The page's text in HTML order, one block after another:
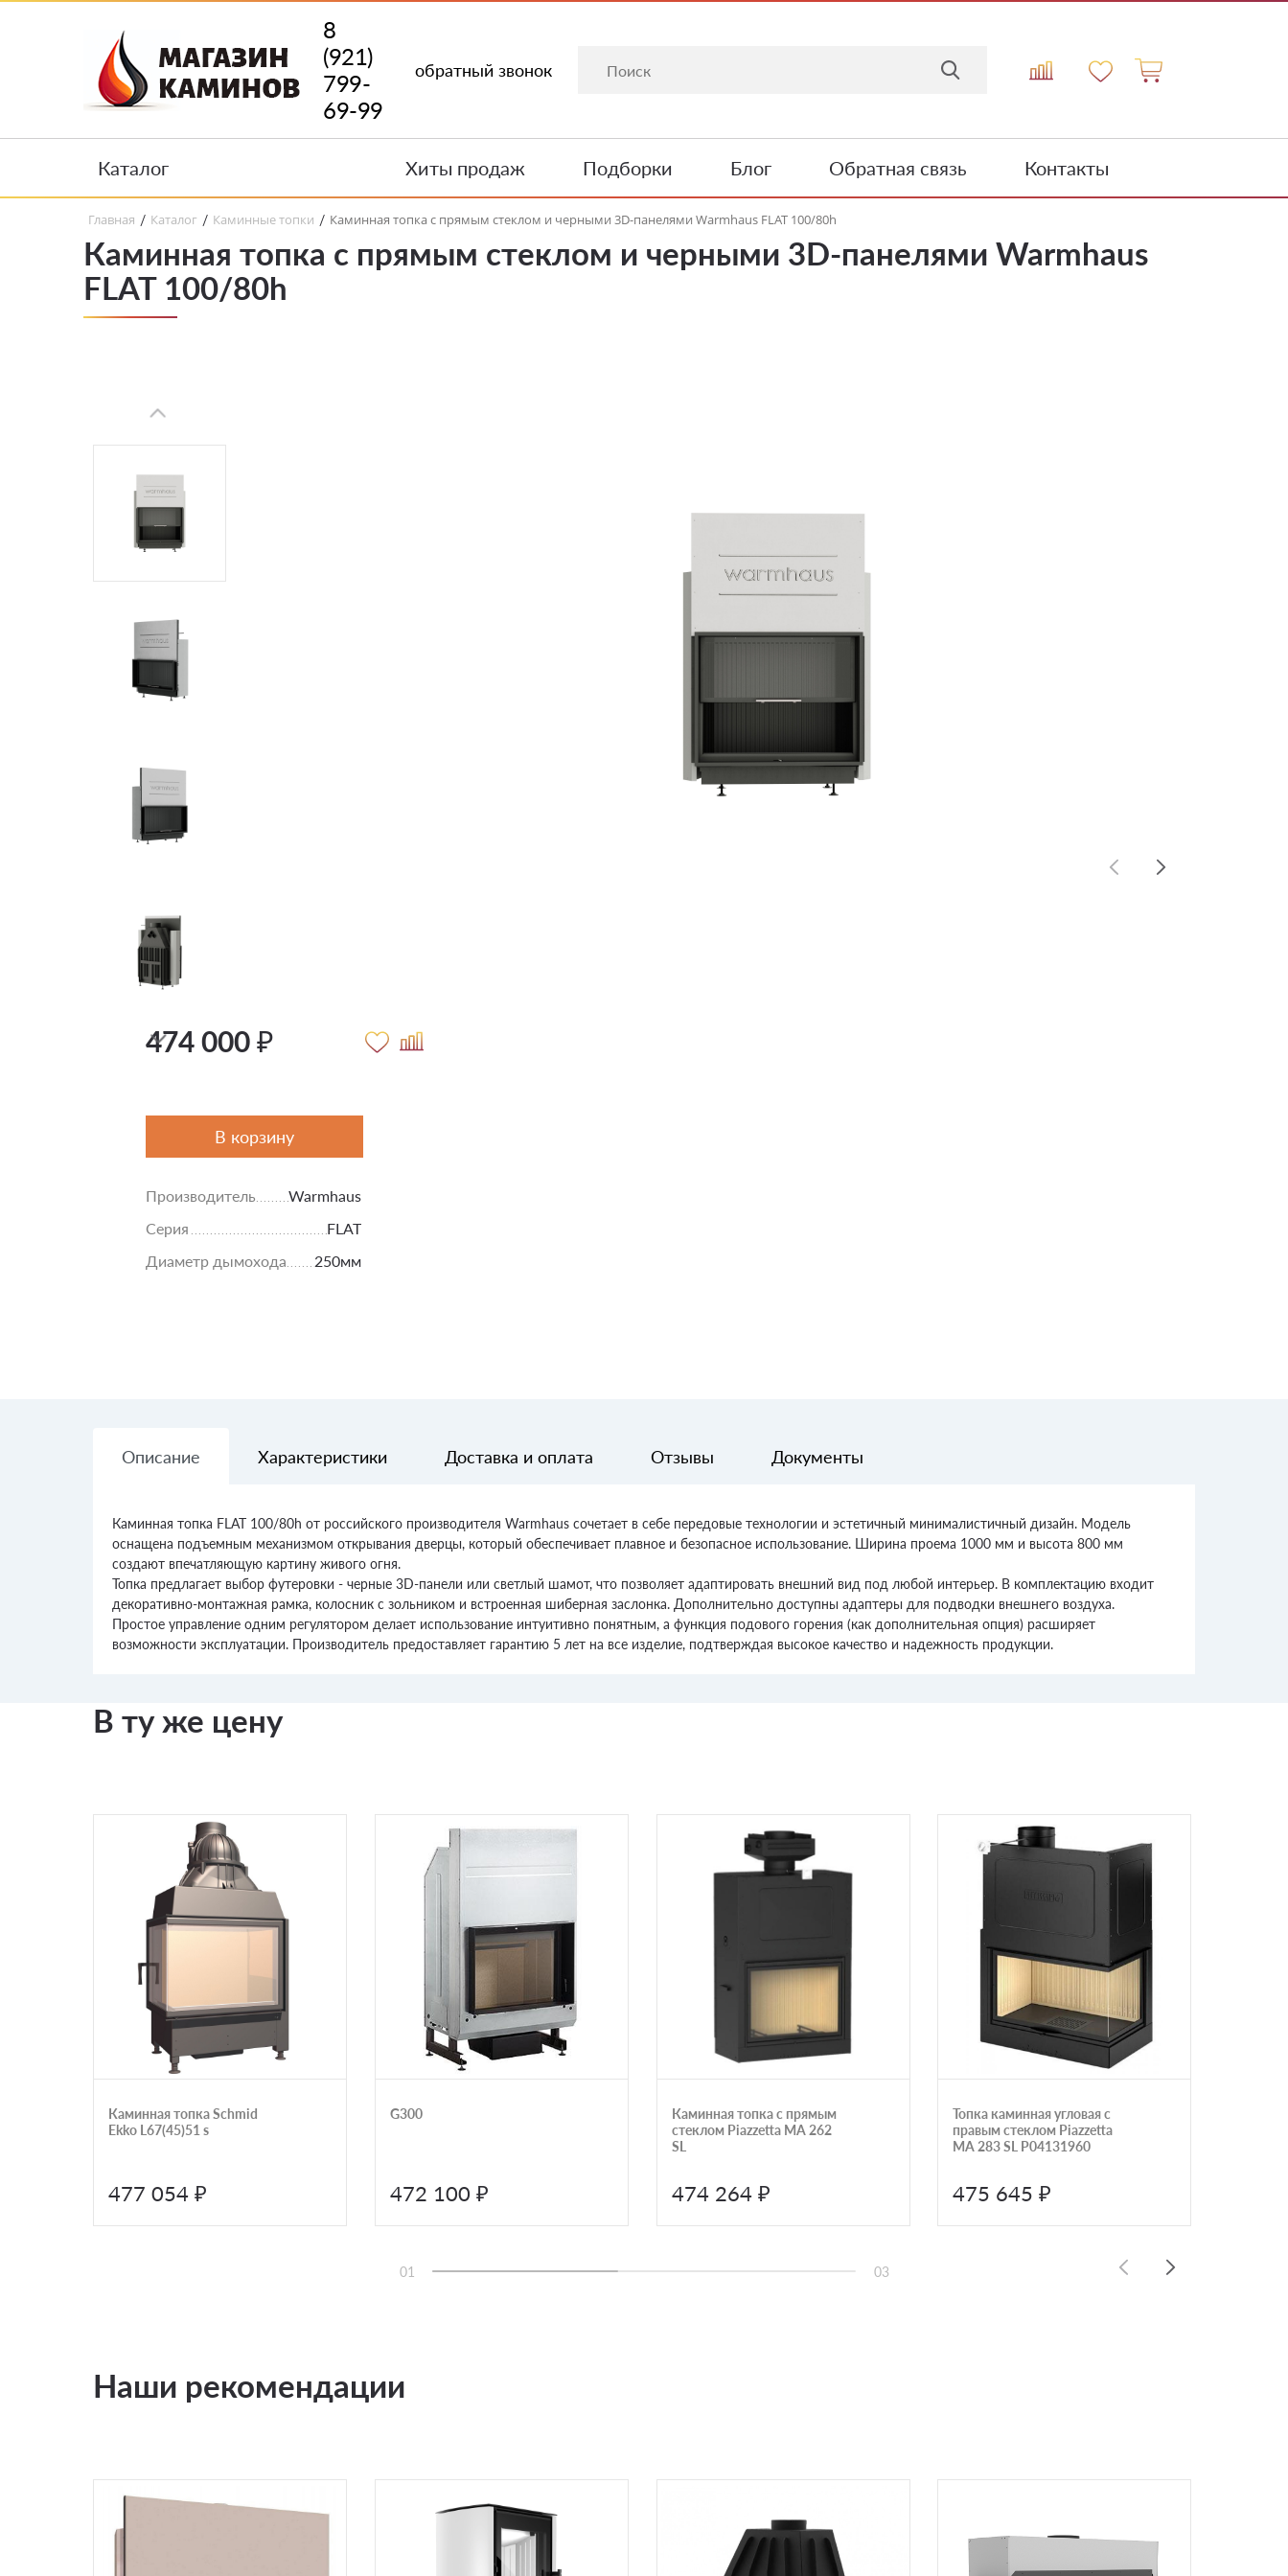
8
(921)
799-
69-99
обратный звонок
Каталог Хиты продаж Подборки Блог Обратная связь Контакты
Главная / Каталог / Каминные топки / Каминная топка с прямым стеклом и черными 3D-панелями Warmhaus FLAT 100/80h
Каминная топка с прямым стеклом и черными 3D-панелями Warmhaus
FLAT 100/80h
474 000 ₽
В корзину
Производитель
Warmhaus
Серия
FLAT
Диаметр дымохода
250мм
Описание Характеристики Доставка и оплата Отзывы Документы
Каминная топка FLAT 100/80h от российского производителя Warmhaus сочетает в себе передовые технологии и эстетичный минималистичный дизайн. Модель
оснащена подъемным механизмом открывания дверцы, который обеспечивает плавное и безопасное использование. Ширина проема 1000 мм и высота 800 мм
создают впечатляющую картину живого огня.
Топка предлагает выбор футеровки - черные 3D-панели или светлый шамот, что позволяет адаптировать внешний вид под любой интерьер. В комплектацию входит
декоративно-монтажная рамка, колосник с зольником и встроенная шиберная заслонка. Дополнительно доступны адаптеры для подводки внешнего воздуха.
Простое управление одним регулятором делает использование интуитивно понятным, а функция подового горения (как дополнительная опция) расширяет
возможности эксплуатации. Производитель предоставляет гарантию 5 лет на все изделие, подтверждая высокое качество и надежность продукции.
В ту же цену
Каминная топка Schmid
Ekko L67(45)51 s
477 054 ₽
G300
472 100 ₽
Каминная топка с прямым
стеклом Piazzetta MA 262
SL
474 264 ₽
Топка каминная угловая с
правым стеклом Piazzetta
MA 283 SL P04131960
475 645 ₽
01 03
Наши рекомендации